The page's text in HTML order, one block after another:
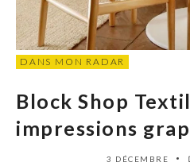
DANS MON RADAR
Block Shop
impressions
3 DÉCEMBRE